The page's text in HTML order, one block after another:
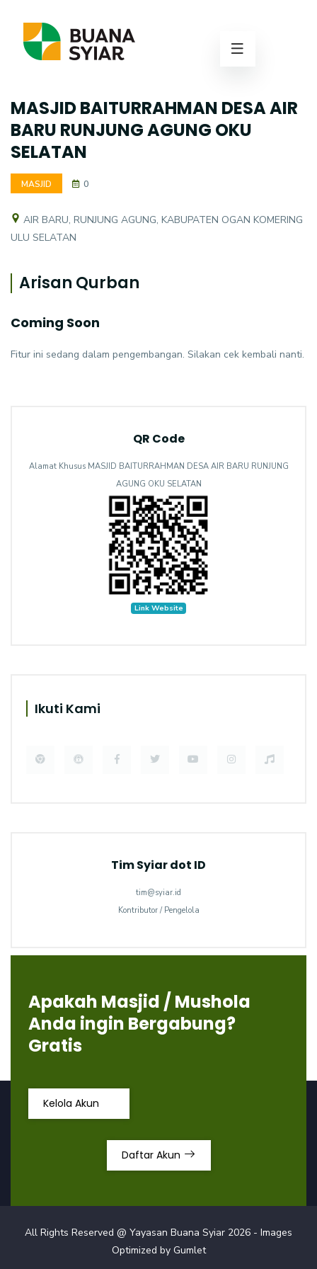
MASJID BAITURRAHMAN DESA AIR
BARU RUNJUNG AGUNG OKU
SELATAN
MASJID 0
AIR BARU, RUNJUNG AGUNG, KABUPATEN OGAN KOMERING
ULU SELATAN
Arisan Qurban
Coming Soon
Fitur ini sedang dalam pengembangan. Silakan cek kembali nanti.
QR Code
Alamat Khusus MASJID BAITURRAHMAN DESA AIR BARU RUNJUNG
AGUNG OKU SELATAN
Link Website
Ikuti Kami
Tim Syiar dot ID
tim@syiar.id
Kontributor / Pengelola
Apakah Masjid / Mushola
Anda ingin Bergabung?
Gratis
Kelola Akun
Daftar Akun
All Rights Reserved @ Yayasan Buana Syiar 2026 - Images
Optimized by Gumlet